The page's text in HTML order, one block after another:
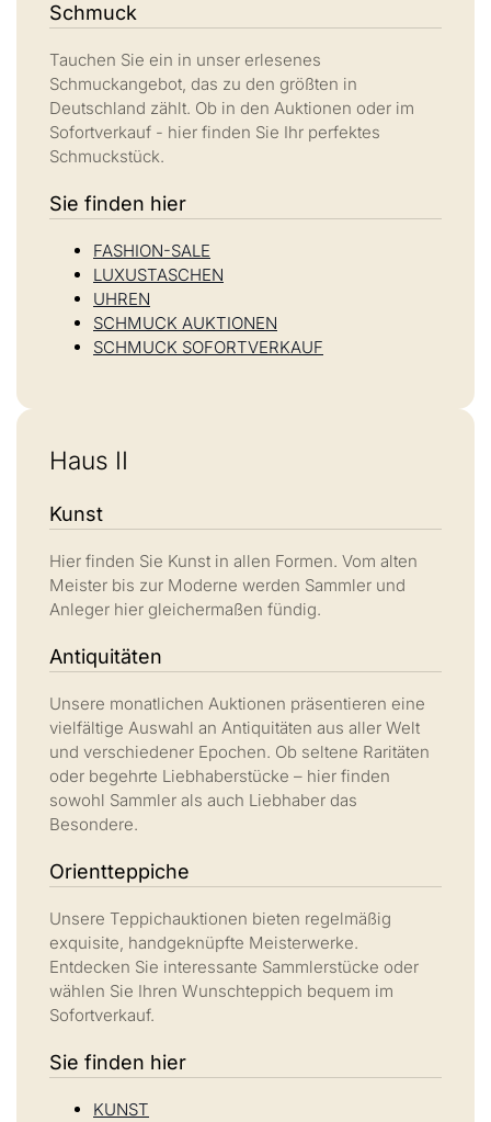
Schmuck
Tauchen Sie ein in unser erlesenes
Schmuckangebot, das zu den größten in
Deutschland zählt. Ob in den Auktionen oder im
Sofortverkauf - hier finden Sie Ihr perfektes
Schmuckstück.
Sie finden hier
FASHION-SALE
LUXUSTASCHEN
UHREN
SCHMUCK AUKTIONEN
SCHMUCK SOFORTVERKAUF
Haus II
Kunst
Hier finden Sie Kunst in allen Formen. Vom alten
Meister bis zur Moderne werden Sammler und
Anleger hier gleichermaßen fündig.
Antiquitäten
Unsere monatlichen Auktionen präsentieren eine
vielfältige Auswahl an Antiquitäten aus aller Welt
und verschiedener Epochen. Ob seltene Raritäten
oder begehrte Liebhaberstücke – hier finden
sowohl Sammler als auch Liebhaber das
Besondere.
Orientteppiche
Unsere Teppichauktionen bieten regelmäßig
exquisite, handgeknüpfte Meisterwerke.
Entdecken Sie interessante Sammlerstücke oder
wählen Sie Ihren Wunschteppich bequem im
Sofortverkauf.
Sie finden hier
KUNST